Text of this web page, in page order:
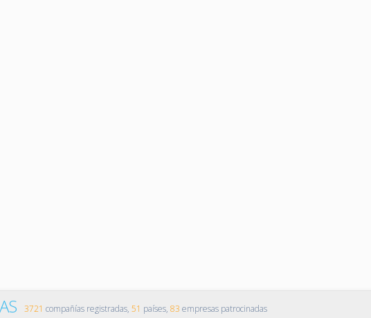
3721 compañías registradas, 51 países, 83 empresas patrocinadas